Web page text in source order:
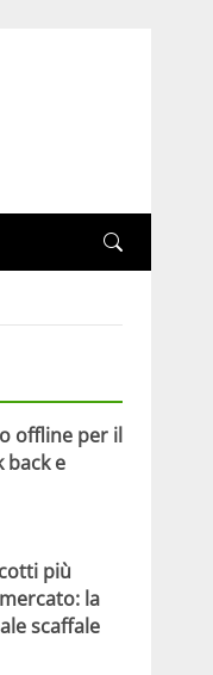
offline per il
back e
più
la
scaffale